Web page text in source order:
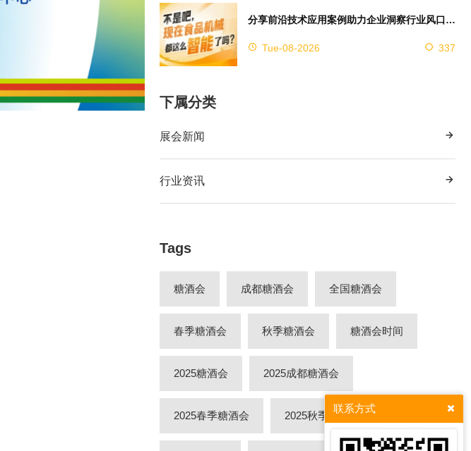
分享前沿技术应用案例助力企业洞察行业风口，2026南京秋糖9号馆赋能创新
Tue-08-2026 337
下属分类
展会新闻
行业资讯
Tags
糖酒会 成都糖酒会 全国糖酒会
春季糖酒会 秋季糖酒会 糖酒会时间
2025糖酒会 2025成都糖酒会
2025春季糖酒会 2025秋季糖酒会
联系方式